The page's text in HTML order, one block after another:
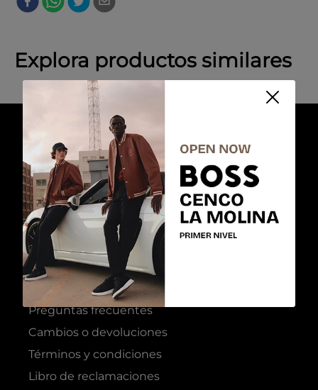
Explora productos similares
ATENCIÓN AL CLIENTE
Preguntas frecuentes
Cambios o devoluciones
Términos y condiciones
Libro de reclamaciones